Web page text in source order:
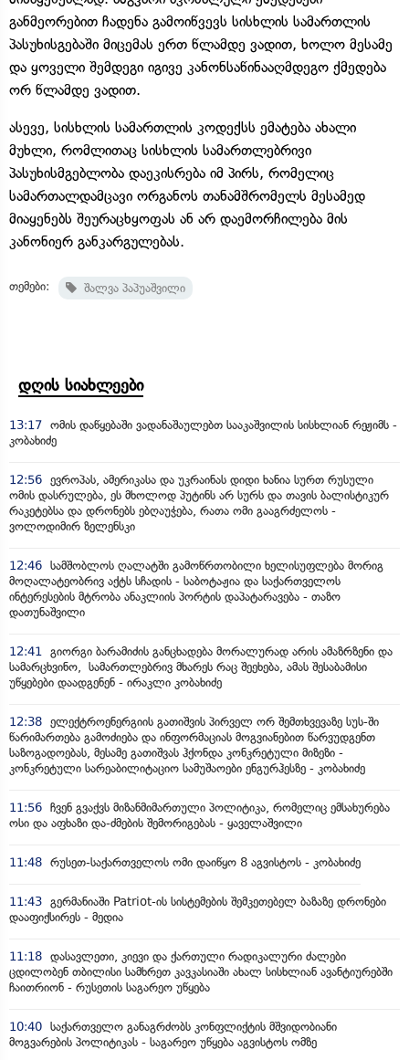
განმეორებით ჩადენა გამოიწვევს სისხლის სამართლის
პასუხისგებაში მიცემას ერთ წლამდე ვადით, ხოლო მესამე
და ყოველი შემდეგი იგივე კანონსაწინააღმდეგო ქმედება
ორ წლამდე ვადით.
ასევე, სისხლის სამართლის კოდექსს ემატება ახალი
მუხლი, რომლითაც სისხლის სამართლებრივი
პასუხისმგებლობა დაეკისრება იმ პირს, რომელიც
სამართალდამცავი ორგანოს თანამშრომელს მესამედ
მიაყენებს შეურაცხყოფას ან არ დაემორჩილება მის
კანონიერ განკარგულებას.
თემები: შალვა პაპუაშვილი
დღის სიახლეები
13:17 ომის დაწყებაში ვადანაშაულებთ სააკაშვილის სისხლიან რეჟიმს -
კობახიძე
12:56 ევროპას, ამერიკასა და უკრაინას დიდი ხანია სურთ რუსული
ომის დასრულება, ეს მხოლოდ პუტინს არ სურს და თავის ბალისტიკურ
რაკეტებსა და დრონებს ებღაუჭება, რათა ომი გააგრძელოს -
ვოლოდიმირ ზელენსკი
12:46 სამშობლოს ღალატში გამოწრთობილი ხელისუფლება მორიგ
მოღალატეობრივ აქტს სჩადის - საბოტაჟია და საქართველოს
ინტერესების მტრობა ანაკლიის პორტის დაპატარავება - თაზო
დათუნაშვილი
12:41
გიორგი ბარამიძის განცხადება მორალურად არის ამაზრზენი და
სამარცხვინო, სამართლებრივ მხარეს რაც შეეხება, ამას შესაბამისი
უწყებები დაადგენენ - ირაკლი კობახიძე
12:38 ელექტროენერგიის გათიშვის პირველ ორ შემთხვევაზე სუს-ში
წარიმართება გამოძიება და ინფორმაციას მოგვიანებით წარვუდგენთ
საზოგადოებას, მესამე გათიშვას ჰქონდა კონკრეტული მიზეზი -
კონკრეტული სარეაბილიტაციო სამუშაოები ენგურჰესზე - კობახიძე
11:56 ჩვენ გვაქვს მიზანმიმართული პოლიტიკა, რომელიც ემსახურება
ოსი და აფხაზი და-ძმების შემორიგებას - ყაველაშვილი
11:48 რუსეთ-საქართველოს ომი დაიწყო 8 აგვისტოს - კობახიძე
11:43 გერმანიაში Patriot-ის სისტემების შემკეთებელ ბაზაზე დრონები
დააფიქსირეს - მედია
11:18 დასავლეთი, კიევი და ქართული რადიკალური ძალები
ცდილობენ თბილისი სამხრეთ კავკასიაში ახალ სისხლიან ავანტიურებში
ჩაითრიონ - რუსეთის საგარეო უწყება
10:40 საქართველო განაგრძობს კონფლიქტის მშვიდობიანი
მოგვარების პოლიტიკას - საგარეო უწყება აგვისტოს ომზე